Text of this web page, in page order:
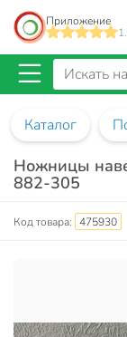
Приложение
Каталог
Ножницы
882-305
Код товара: 475930